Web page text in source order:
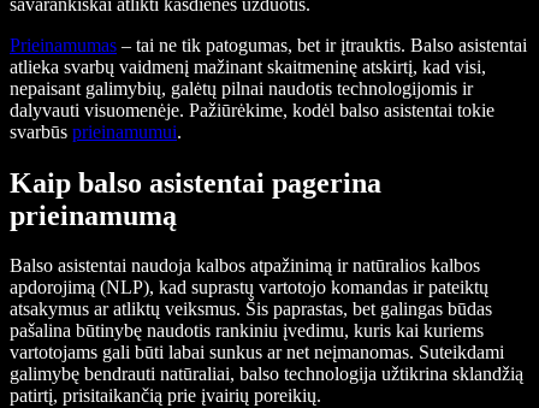
Prieinamumas – tai ne tik patogumas, bet ir įtrauktis. Balso asistentai
atlieka svarbų vaidmenį mažinant skaitmeninę atskirtį, kad visi,
nepaisant galimybių, galėtų pilnai naudotis technologijomis ir
dalyvauti visuomenėje. Pažiūrėkime, kodėl balso asistentai tokie
svarbūs prieinamumui.
Kaip balso asistentai pagerina
prieinamumą
Balso asistentai naudoja kalbos atpažinimą ir natūralios kalbos
apdorojimą (NLP), kad suprastų vartotojo komandas ir pateiktų
atsakymus ar atliktų veiksmus. Šis paprastas, bet galingas būdas
pašalina būtinybę naudotis rankiniu įvedimu, kuris kai kuriems
vartotojams gali būti labai sunkus ar net neįmanomas. Suteikdami
galimybę bendrauti natūraliai, balso technologija užtikrina sklandžią
patirtį, prisitaikančią prie įvairių poreikių.